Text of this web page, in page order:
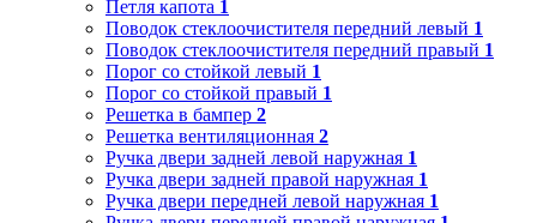
Петля капота 1
Поводок стеклоочистителя передний левый 1
Поводок стеклоочистителя передний правый 1
Порог со стойкой левый 1
Порог со стойкой правый 1
Решетка в бампер 2
Решетка вентиляционная 2
Ручка двери задней левой наружная 1
Ручка двери задней правой наружная 1
Ручка двери передней левой наружная 1